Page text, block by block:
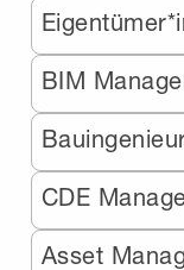
BIM
CDE
Asset